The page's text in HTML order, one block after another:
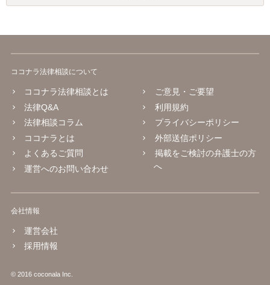
ココナラ法律相談について
ココナラ法律相談とは
法律Q&A
法律相談コラム
ココナラとは
よくあるご質問
運営へのお問い合わせ
ご意見・ご要望
利用規約
プライバシーポリシー
外部送信ポリシー
掲載をご検討の弁護士の方
へ
会社情報
運営会社
採用情報
© 2016 coconala Inc.